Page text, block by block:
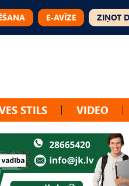
E-AVĪZE ZIŅOT
STILS VIDEO